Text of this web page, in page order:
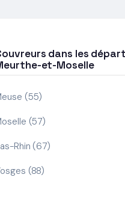
dans les
et-Moselle
(55)
(57)
Rhin (67)
(88)